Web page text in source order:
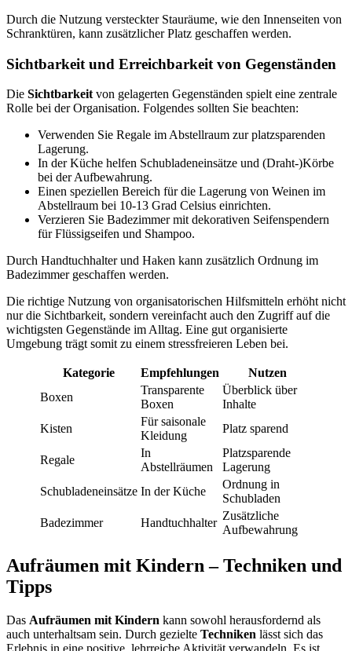
Durch die Nutzung versteckter Stauräume, wie den Innenseiten von
Schranktüren, kann zusätzlicher Platz geschaffen werden.
Sichtbarkeit und Erreichbarkeit von Gegenständen
Die Sichtbarkeitvon gelagerten Gegenständen spielt eine zentrale
Rolle bei der Organisation. Folgendes sollten Sie beachten:
Verwenden Sie Regale im Abstellraum zur platzsparenden
Lagerung.
In der Küche helfen Schubladeneinsätze und (Draht-)Körbe
bei der Aufbewahrung.
Einen speziellen Bereich für die Lagerung von Weinen im
Abstellraum bei 10-13 Grad Celsius einrichten.
Verzieren Sie Badezimmer mit dekorativen Seifenspendern
für Flüssigseifen und Shampoo.
Durch Handtuchhalter und Haken kann zusätzlich Ordnung im
Badezimmer geschaffen werden.
Die richtige Nutzung von organisatorischen Hilfsmitteln erhöht nicht
nur die Sichtbarkeit, sondern vereinfacht auch den Zugriff auf die
wichtigsten Gegenstände im Alltag. Eine gut organisierte
Umgebung trägt somit zu einem stressfreieren Leben bei.
Kategorie Empfehlungen
Nutzen
Boxen
Transparente
Boxen
Überblick über
Inhalte
Kisten
Für saisonale
Kleidung
Platz sparend
Regale
In
Abstellräumen
Platzsparende
Lagerung
Schubladeneinsätze In der Küche
Ordnung in
Schubladen
Badezimmer
Handtuchhalter
Zusätzliche
Aufbewahrung
Aufräumen mit Kindern – Techniken und
Tipps
Das Aufräumen mit Kindern kann sowohl herausfordernd als
auch unterhaltsam sein. Durch gezielte Techniken lässt sich das